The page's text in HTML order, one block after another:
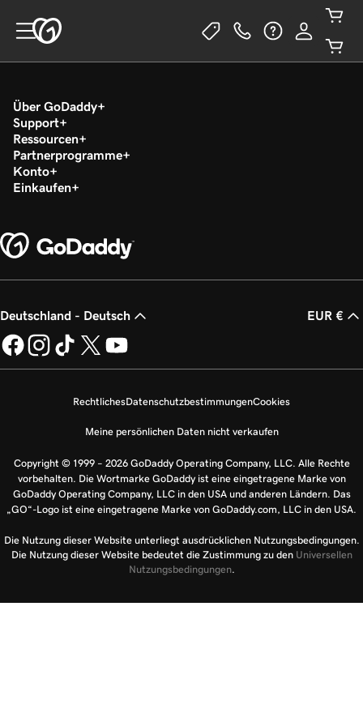
Über GoDaddy
Support
Ressourcen
Partnerprogramme
Konto
Einkaufen
Deutschland - Deutsch EUR €
RechtlichesDatenschutzbestimmungenCookies
Meine persönlichen Daten nicht verkaufen
Copyright © 1999 – 2026 GoDaddy Operating Company, LLC. Alle Rechte
vorbehalten. Die Wortmarke GoDaddy ist eine eingetragene Marke von
GoDaddy Operating Company, LLC in den USA und anderen Ländern. Das
„GO“-Logo ist eine eingetragene Marke von GoDaddy.com, LLC in den USA.
Die Nutzung dieser Website unterliegt ausdrücklichen Nutzungsbedingungen.
Die Nutzung dieser Website bedeutet die Zustimmung zu den Universellen
Nutzungsbedingungen.